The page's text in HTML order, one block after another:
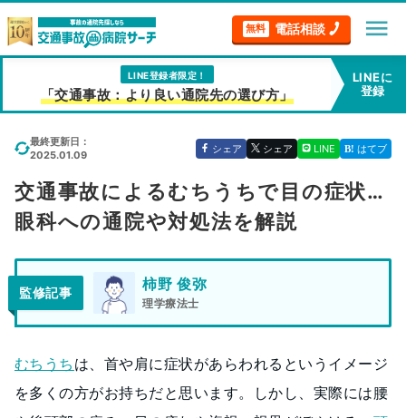
無料 電話相談 menu
LINE登録者限定！
「交通事故：より良い通院先の選び方」
LINEに
登録
最終更新日：
2025.01.09
シェア シェア LINE はてブ
交通事故によるむちうちで目の症状…
眼科への通院や対処法を解説
監修記事 柿野 俊弥
理学療法士
むちうち は、首や肩に症状があらわれるというイメージ
を多くの方がお持ちだと思います。しかし、実際には腰